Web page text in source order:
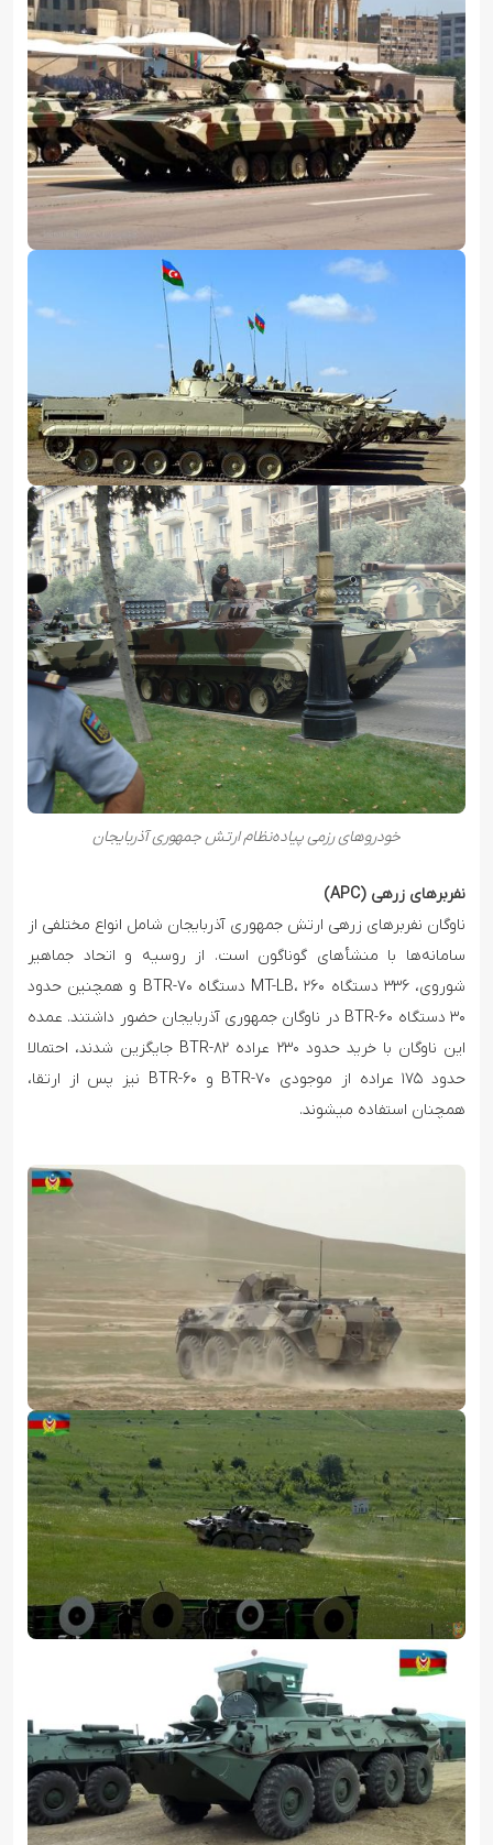
خودروهای رزمی پیاده‌نظام ارتش جمهوری آذربایجان
نفربرهای زرهی (APC)
ناوگان نفربرهای زرهی ارتش جمهوری آذربایجان شامل انواع مختلفی از
سامانه‌ها با منشأهای گوناگون است. از روسیه و اتحاد جماهیر
شوروی، ۳۳۶ دستگاه MT-LB، ۲۶۰ دستگاه BTR-۷۰ و همچنین حدود
۳۰ دستگاه BTR-۶۰ در ناوگان جمهوری آذربایجان حضور داشتند. عمده
این ناوگان با خرید حدود ۲۳۰ عراده BTR-۸۲ جایگزین شدند، احتمالا
حدود ۱۷۵ عراده از موجودی BTR-۷۰ و BTR-۶۰ نیز پس از ارتقا،
همچنان استفاده میشوند.